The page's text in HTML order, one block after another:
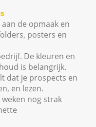
de opmaak en
posters en
De kleuren en
is belangrijk.
dat je prospects en
en lezen.
nog strak